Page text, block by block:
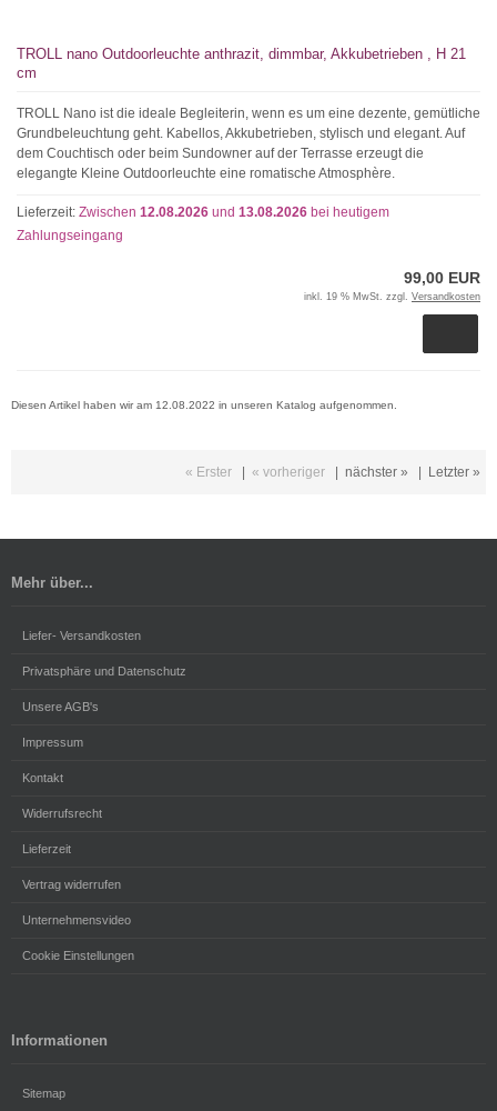
TROLL nano Outdoorleuchte anthrazit, dimmbar, Akkubetrieben , H 21
cm
TROLL Nano ist die ideale Begleiterin, wenn es um eine dezente, gemütliche
Grundbeleuchtung geht. Kabellos, Akkubetrieben, stylisch und elegant. Auf
dem Couchtisch oder beim Sundowner auf der Terrasse erzeugt die
elegangte Kleine Outdoorleuchte eine romatische Atmosphère.
Lieferzeit: Zwischen 12.08.2026 und 13.08.2026 bei heutigem
Zahlungseingang
99,00 EUR
inkl. 19 % MwSt. zzgl. Versandkosten
Diesen Artikel haben wir am 12.08.2022 in unseren Katalog aufgenommen.
« Erster « vorheriger nächster » Letzter »
Mehr über...
Liefer- Versandkosten
Privatsphäre und Datenschutz
Unsere AGB's
Impressum
Kontakt
Widerrufsrecht
Lieferzeit
Vertrag widerrufen
Unternehmensvideo
Cookie Einstellungen
Informationen
Sitemap